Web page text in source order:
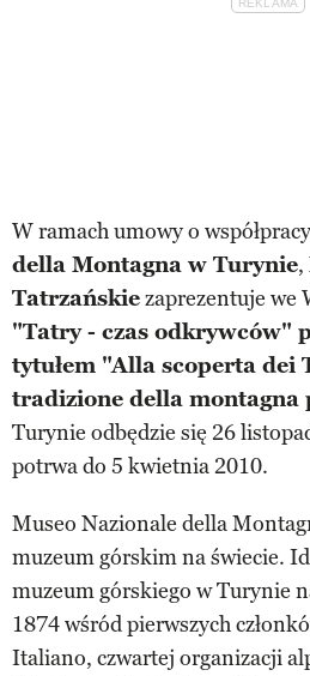
W ramach umowy o
della Montagna w Turynie,
Tatrzańskiezaprezentuje we
"Tatry - czas odkrywców"
tytułem "Alla scoperta dei
tradizione della montagna
Turynie odbędzie się 26
potrwa do 5 kwietnia 2010.
Museo Nazionale della
muzeum górskim na świecie.
muzeum górskiego w Turynie
1874 wśród pierwszych
Italiano, czwartej organizacji